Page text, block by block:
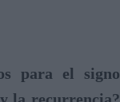
para el signo